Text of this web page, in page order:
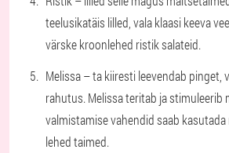
teelusikatäis lilled, vala klaasi keeva
värske kroonlehed ristik salateid.
Melissa – ta kiiresti leevendab pinget,
rahutus. Melissa teritab ja stimuleerib
valmistamise vahendid saab kasutada
lehed taimed.